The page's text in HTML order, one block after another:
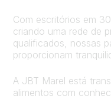
Com escritórios em
criando uma rede de
qualificados, nossas
proporcionam
A JBT Marel está
alimentos com